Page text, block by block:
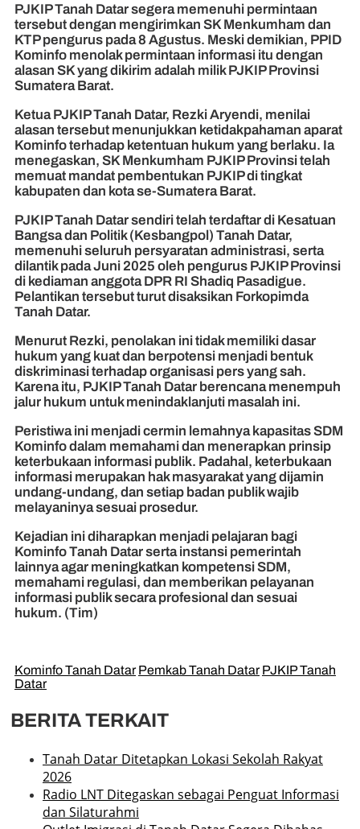
PJKIP Tanah Datar segera memenuhi permintaan
tersebut dengan mengirimkan SK Menkumham dan
KTP pengurus pada 8 Agustus. Meski demikian, PPID
Kominfo menolak permintaan informasi itu dengan
alasan SK yang dikirim adalah milik PJKIP Provinsi
Sumatera Barat.
Ketua PJKIP Tanah Datar, Rezki Aryendi, menilai
alasan tersebut menunjukkan ketidakpahaman aparat
Kominfo terhadap ketentuan hukum yang berlaku. Ia
menegaskan, SK Menkumham PJKIP Provinsi telah
memuat mandat pembentukan PJKIP di tingkat
kabupaten dan kota se-Sumatera Barat.
PJKIP Tanah Datar sendiri telah terdaftar di Kesatuan
Bangsa dan Politik (Kesbangpol) Tanah Datar,
memenuhi seluruh persyaratan administrasi, serta
dilantik pada Juni 2025 oleh pengurus PJKIP Provinsi
di kediaman anggota DPR RI Shadiq Pasadigue.
Pelantikan tersebut turut disaksikan Forkopimda
Tanah Datar.
Menurut Rezki, penolakan ini tidak memiliki dasar
hukum yang kuat dan berpotensi menjadi bentuk
diskriminasi terhadap organisasi pers yang sah.
Karena itu, PJKIP Tanah Datar berencana menempuh
jalur hukum untuk menindaklanjuti masalah ini.
Peristiwa ini menjadi cermin lemahnya kapasitas SDM
Kominfo dalam memahami dan menerapkan prinsip
keterbukaan informasi publik. Padahal, keterbukaan
informasi merupakan hak masyarakat yang dijamin
undang-undang, dan setiap badan publik wajib
melayaninya sesuai prosedur.
Kejadian ini diharapkan menjadi pelajaran bagi
Kominfo Tanah Datar serta instansi pemerintah
lainnya agar meningkatkan kompetensi SDM,
memahami regulasi, dan memberikan pelayanan
informasi publik secara profesional dan sesuai
hukum. (Tim)
Kominfo Tanah Datar Pemkab Tanah Datar PJKIP Tanah
Datar
BERITA TERKAIT
Tanah Datar Ditetapkan Lokasi Sekolah Rakyat
2026
Radio LNT Ditegaskan sebagai Penguat Informasi
dan Silaturahmi